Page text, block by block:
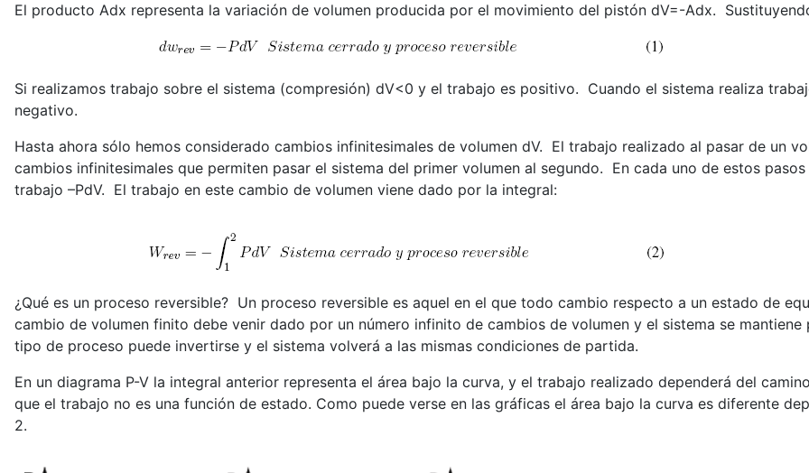
El producto Adx representa la variación de volumen producida por el movimiento del pistón dV=-Adx.
Si realizamos trabajo sobre el sistema (compresión) dV<0 y el trabajo es positivo. Cuando el sistema realiza
negativo.
Hasta ahora sólo hemos considerado cambios infinitesimales de volumen dV. El trabajo realizado al pasar de un
cambios infinitesimales que permiten pasar el sistema del primer volumen al segundo. En cada uno de estos
trabajo –PdV. El trabajo en este cambio de volumen viene dado por la integral:
¿Qué es un proceso reversible? Un proceso reversible es aquel en el que todo cambio respecto a un estado de
cambio de volumen finito debe venir dado por un número infinito de cambios de volumen y el sistema se
tipo de proceso puede invertirse y el sistema volverá a las mismas condiciones de partida.
En un diagrama P-V la integral anterior representa el área bajo la curva, y el trabajo realizado dependerá del
que el trabajo no es una función de estado. Como puede verse en las gráficas el área bajo la curva es diferente
2.